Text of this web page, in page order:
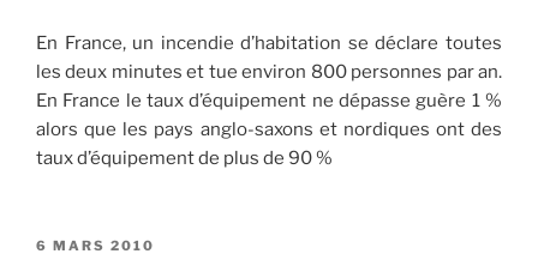
En France, un incendie d’habitation se déclare toutes
les deux minutes et tue environ 800 personnes par an.
En France le taux d’équipement ne dépasse guère 1 %
alors que les pays anglo-saxons et nordiques ont des
taux d’équipement de plus de 90 %
PUBLIÉ
6 MARS 2010